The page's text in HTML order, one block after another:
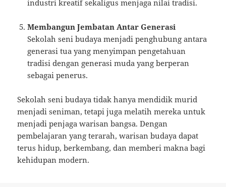
industri kreatif sekaligus menjaga nilai tradisi.
Membangun Jembatan Antar Generasi
Sekolah seni budaya menjadi penghubung antara
generasi tua yang menyimpan pengetahuan
tradisi dengan generasi muda yang berperan
sebagai penerus.
Sekolah seni budaya tidak hanya mendidik murid
menjadi seniman, tetapi juga melatih mereka untuk
menjadi penjaga warisan bangsa. Dengan
pembelajaran yang terarah, warisan budaya dapat
terus hidup, berkembang, dan memberi makna bagi
kehidupan modern.